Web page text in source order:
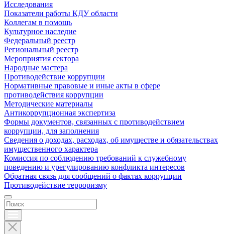
Исследования
Показатели работы КДУ области
Коллегам в помощь
Культурное наследие
Федеральный реестр
Региональный реестр
Мероприятия сектора
Народные мастера
Противодействие коррупции
Нормативные правовые и иные акты в сфере
противодействия коррупции
Методические материалы
Антикоррупционная экспертиза
Формы документов, связанных с противодействием
коррупции, для заполнения
Сведения о доходах, расходах, об имуществе и обязательствах
имущественного характера
Комиссия по соблюдению требований к служебному
поведению и урегулированию конфликта интересов
Обратная связь для сообщений о фактах коррупции
Противодействие терроризму